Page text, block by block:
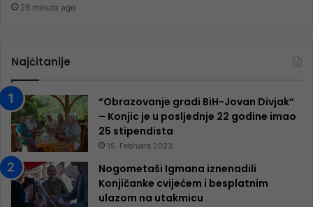
26 minuta ago
Najčitanije
“Obrazovanje gradi BiH-Jovan Divjak“
– Konjic je u posljednje 22 godine imao
25 ​​stipendista
15. Februara 2023.
Nogometaši Igmana iznenadili
Konjičanke cvijećem i besplatnim
ulazom na utakmicu